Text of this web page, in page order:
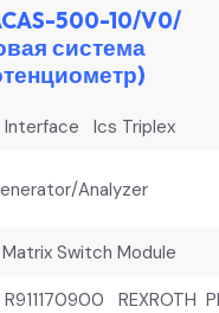
500-10/V0/
система
Interface Ics Triplex
Analyzer
Switch Module
REXROTH